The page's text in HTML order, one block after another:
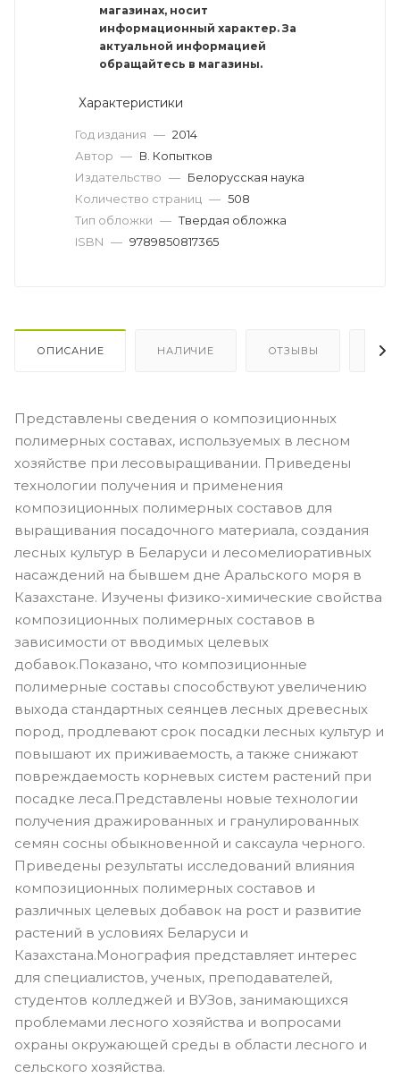
магазинах, носит
информационный характер. За
актуальной информацией
обращайтесь в магазины.
Характеристики
Год издания — 2014
Автор — В. Копытков
Издательство — Белорусская наука
Количество страниц — 508
Тип обложки — Твердая обложка
ISBN — 9789850817365
ОПИСАНИЕ НАЛИЧИЕ ОТЗЫВЫ
Представлены сведения о композиционных
полимерных составах, используемых в лесном
хозяйстве при лесовыращивании. Приведены
технологии получения и применения
композиционных полимерных составов для
выращивания посадочного материала, создания
лесных культур в Беларуси и лесомелиоративных
насаждений на бывшем дне Аральского моря в
Казахстане. Изучены физико-химические свойства
композиционных полимерных составов в
зависимости от вводимых целевых
добавок.Показано, что композиционные
полимерные составы способствуют увеличению
выхода стандартных сеянцев лесных древесных
пород, продлевают срок посадки лесных культур и
повышают их приживаемость, а также снижают
повреждаемость корневых систем растений при
посадке леса.Представлены новые технологии
получения дражированных и гранулированных
семян сосны обыкновенной и саксаула черного.
Приведены результаты исследований влияния
композиционных полимерных составов и
различных целевых добавок на рост и развитие
растений в условиях Беларуси и
Казахстана.Монография представляет интерес
для специалистов, ученых, преподавателей,
студентов колледжей и ВУЗов, занимающихся
проблемами лесного хозяйства и вопросами
охраны окружающей среды в области лесного и
сельского хозяйства.